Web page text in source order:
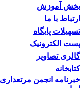
بخش آموزش
ارتباط با ما
تسهیلات پایگاه
پست الکترونیک
گالری تصاویر
کتابخانه
خبرنامه انجمن مرتعداری